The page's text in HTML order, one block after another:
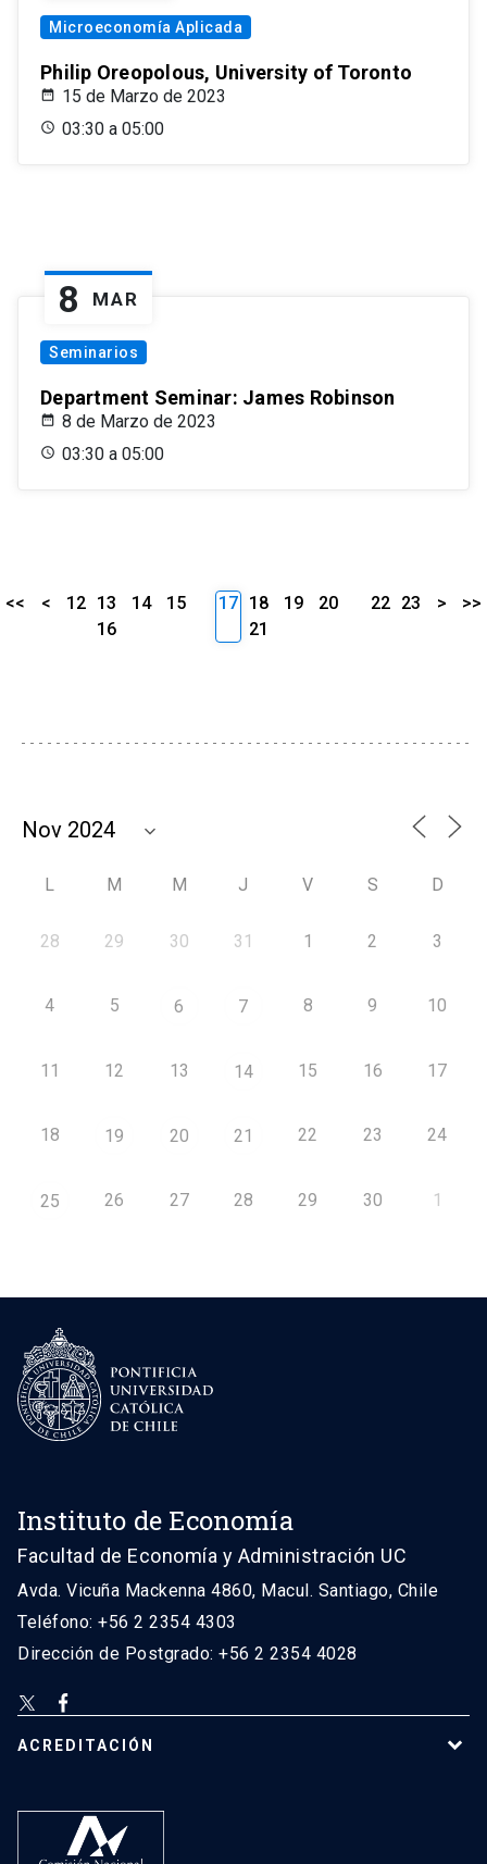
Microeconomía Aplicada
Philip Oreopolous, University of Toronto
15 de Marzo de 2023
03:30 a 05:00
8 MAR
Seminarios
Department Seminar: James Robinson
8 de Marzo de 2023
03:30 a 05:00
<< < 12 13 14
15
16
17 18 19
20
21
22 23 > >>
L M M J V S D
28 29 30 31 1 2 3
4 5 6 7 8 9 10
11 12 13 14 15 16 17
18 19 20 21 22 23 24
25 26 27 28 29 30 1
Instituto de Economía
Facultad de Economía y Administración UC
Avda. Vicuña Mackenna 4860, Macul. Santiago, Chile
Teléfono: +56 2 2354 4303
Dirección de Postgrado: +56 2 2354 4028
ACREDITACIÓN